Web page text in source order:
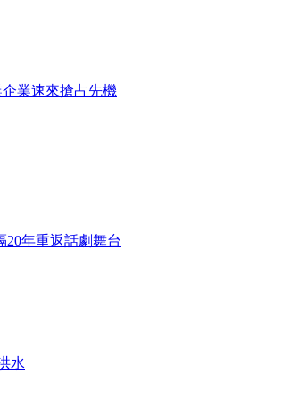
業速來搶占先機
20年重返話劇舞台
水